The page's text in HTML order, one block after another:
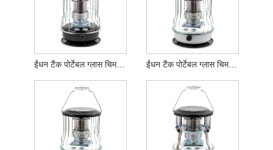
ईंधन टैंक पोर्टेबल ग्लास चिमनी केरोसिन स्टोव ईंधन टैंक पोर्टेबल ग्लास चिमनी केरोसिन हीटर